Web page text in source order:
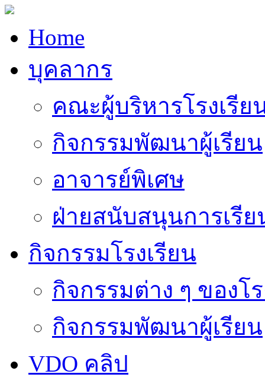
Home
บุคลากร
คณะผู้บริหารโรงเรีย
กิจกรรมพัฒนาผู้เรียน
อาจารย์พิเศษ
ฝ่ายสนับสนุนการเรี
กิจกรรมโรงเรียน
กิจกรรมต่าง ๆ ของโ
กิจกรรมพัฒนาผู้เรียน
VDO คลิป